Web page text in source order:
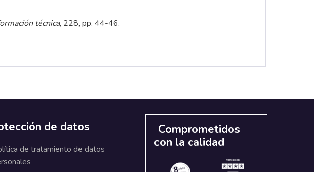
técnica, 228, pp. 44-46.
de datos
de tratamiento de datos
Comprometidos
con la calidad